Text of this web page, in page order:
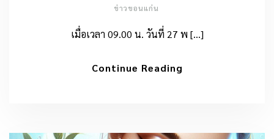
ข่าวขอนแก่น
เมื่อเวลา 09.00 น. วันที่ 27 พ […]
Continue Reading